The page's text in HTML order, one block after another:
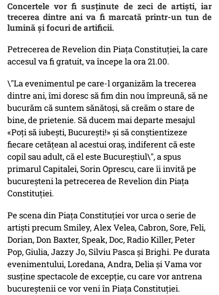
Concertele vor fi susţinute de zeci de artişti, iar
trecerea dintre ani va fi marcată printr-un tun de
lumină şi focuri de artificii.
Petrecerea de Revelion din Piaţa Constituţiei, la care
accesul va fi gratuit, va începe la ora 21.00.
\"La evenimentul pe care-l organizăm la trecerea
dintre ani, îmi doresc să fim din nou împreună, să ne
bucurăm că suntem sănătoşi, să creăm o stare de
bine, de prietenie. Să ducem mai departe mesajul
«Poţi să iubeşti, Bucureşti!» şi să conştientizeze
fiecare cetăţean al acestui oraş, indiferent că este
copil sau adult, că el este Bucureştiul\", a spus
primarul Capitalei, Sorin Oprescu, care îi invită pe
bucureşteni la petrecerea de Revelion din Piaţa
Constituţiei.
Pe scena din Piaţa Constituţiei vor urca o serie de
artişti precum Smiley, Alex Velea, Cabron, Sore, Feli,
Dorian, Don Baxter, Speak, Doc, Radio Killer, Peter
Pop, Giulia, Jazzy Jo, Silviu Pasca şi Brighi. Pe durata
evenimentului, Loredana, Andra, Delia şi Vama vor
susţine spectacole de excepţie, cu care vor antrena
bucureştenii ce vor veni în Piaţa Constituţiei.